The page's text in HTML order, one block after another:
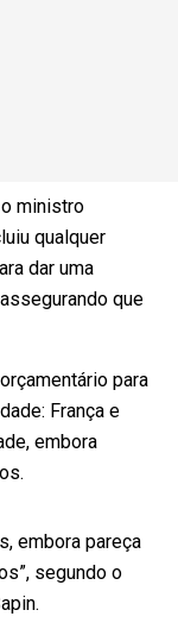
ministro
qualquer
dar uma
que
para
França e
embora
embora pareça
segundo o